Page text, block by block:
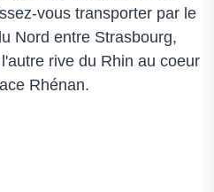
vous transporter par le
Nord entre Strasbourg,
rive du Rhin au coeur
Rhénan.